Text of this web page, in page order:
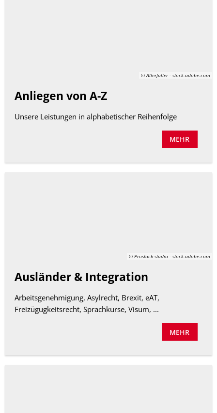
© Alterfalter - stock.adobe.com
Anliegen von A-Z
Unsere Leistungen in alphabetischer Reihenfolge
MEHR
© Prostock-studio - stock.adobe.com
Ausländer & Integration
Arbeitsgenehmigung, Asylrecht, Brexit, eAT,
Freizügugkeitsrecht, Sprachkurse, Visum, ...
MEHR